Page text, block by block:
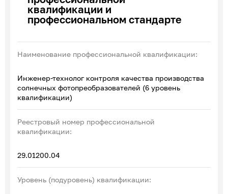
Эксперты по ПОА
Соглашения с отраслевыми СПК
квалификации и
профессиональном стандарте
Наименование профессиональной квалификации:
Инженер-технолог контроля качества производства
солнечных фотопреобразователей (6 уровень
квалификации)
Реестровый номер профессиональной
квалификации:
29.01200.04
Уровень (подуровень) квалификации: